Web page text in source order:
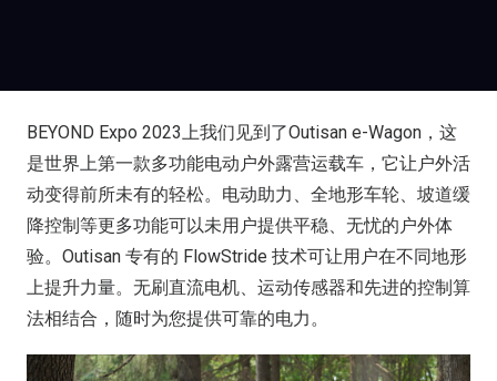
BEYOND Expo 2023上我们见到了Outisan e-Wagon，这
是世界上第一款多功能电动户外露营运载车，它让户外活
动变得前所未有的轻松。电动助力、全地形车轮、坡道缓
降控制等更多功能可以未用户提供平稳、无忧的户外体
验。Outisan 专有的 FlowStride 技术可让用户在不同地形
上提升力量。无刷直流电机、运动传感器和先进的控制算
法相结合，随时为您提供可靠的电力。